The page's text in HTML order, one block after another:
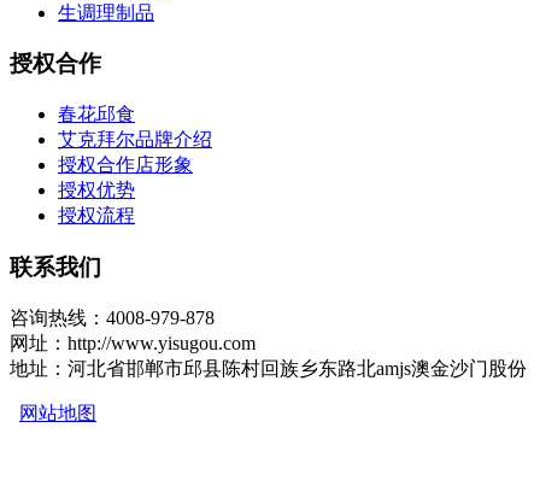
生调理制品
授权合作
春花邱食
艾克拜尔品牌介绍
授权合作店形象
授权优势
授权流程
联系我们
咨询热线：4008-979-878
网址：http://www.yisugou.com
地址：河北省邯郸市邱县陈村回族乡东路北amjs澳金沙门股份
网站地图